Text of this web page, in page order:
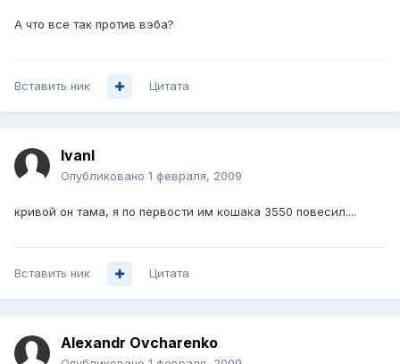
А что все так против вэба?
Вставить ник Цитата
IvanI
Опубликовано 1 февраля, 2009
кривой он тама, я по первости им кошака 3550 повесил....
Вставить ник Цитата
Alexandr Ovcharenko